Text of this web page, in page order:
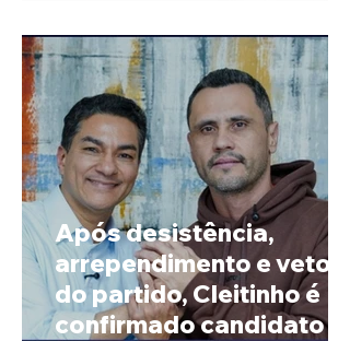
Após desistência,
arrependimento e veto
do partido, Cleitinho é
confirmado candidato ao